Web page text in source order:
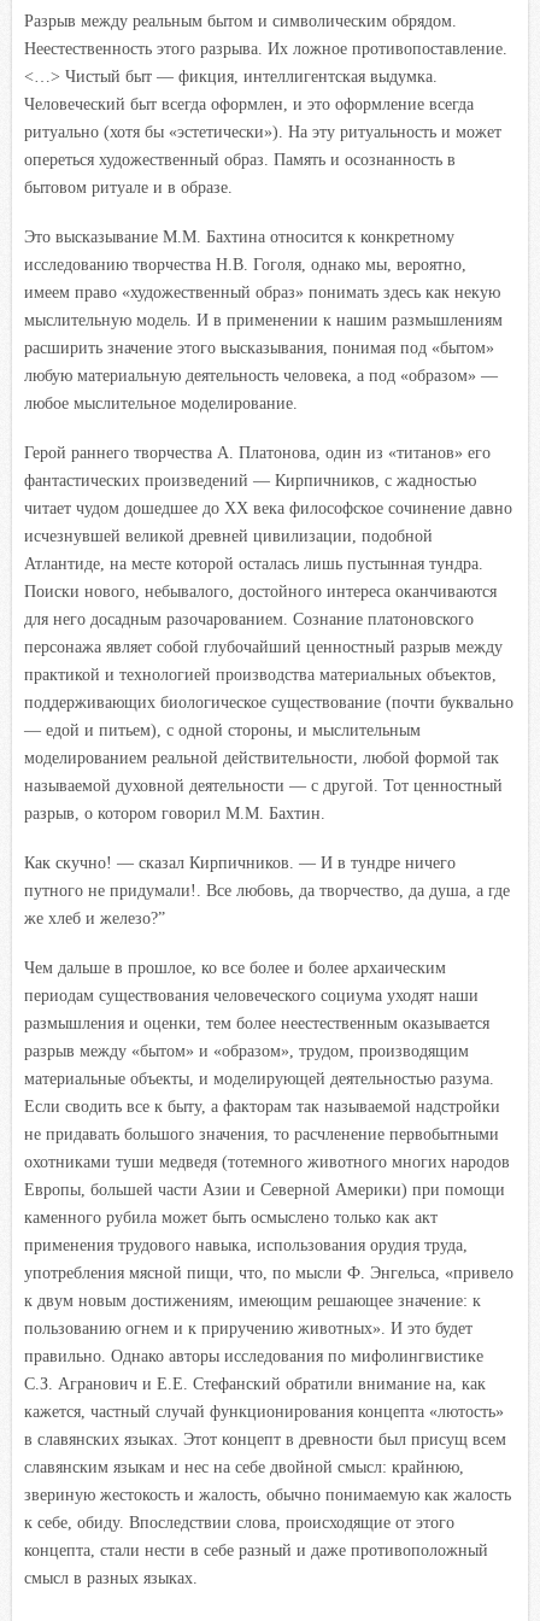
Разрыв между реальным бытом и символическим обрядом.
Неестественность этого разрыва. Их ложное противопоставление.
<…> Чистый быт — фикция, интеллигентская выдумка.
Человеческий быт всегда оформлен, и это оформление всегда
ритуально (хотя бы «эстетически»). На эту ритуальность и может
опереться художественный образ. Память и осознанность в
бытовом ритуале и в образе.
Это высказывание М.М. Бахтина относится к конкретному
исследованию творчества Н.В. Гоголя, однако мы, вероятно,
имеем право «художественный образ» понимать здесь как некую
мыслительную модель. И в применении к нашим размышлениям
расширить значение этого высказывания, понимая под «бытом»
любую материальную деятельность человека, а под «образом» —
любое мыслительное моделирование.
Герой раннего творчества А. Платонова, один из «титанов» его
фантастических произведений — Кирпичников, с жадностью
читает чудом дошедшее до XX века философское сочинение давно
исчезнувшей великой древней цивилизации, подобной
Атлантиде, на месте которой осталась лишь пустынная тундра.
Поиски нового, небывалого, достойного интереса оканчиваются
для него досадным разочарованием. Сознание платоновского
персонажа являет собой глубочайший ценностный разрыв между
практикой и технологией производства материальных объектов,
поддерживающих биологическое существование (почти буквально
— едой и питьем), с одной стороны, и мыслительным
моделированием реальной действительности, любой формой так
называемой духовной деятельности — с другой. Тот ценностный
разрыв, о котором говорил М.М. Бахтин.
Как скучно! — сказал Кирпичников. — И в тундре ничего
путного не придумали!. Все любовь, да творчество, да душа, а где
же хлеб и железо?”
Чем дальше в прошлое, ко все более и более архаическим
периодам существования человеческого социума уходят наши
размышления и оценки, тем более неестественным оказывается
разрыв между «бытом» и «образом», трудом, производящим
материальные объекты, и моделирующей деятельностью разума.
Если сводить все к быту, а факторам так называемой надстройки
не придавать большого значения, то расчленение первобытными
охотниками туши медведя (тотемного животного многих народов
Европы, большей части Азии и Северной Америки) при помощи
каменного рубила может быть осмыслено только как акт
применения трудового навыка, использования орудия труда,
употребления мясной пищи, что, по мысли Ф. Энгельса, «привело
к двум новым достижениям, имеющим решающее значение: к
пользованию огнем и к приручению животных». И это будет
правильно. Однако авторы исследования по мифолингвистике
С.З. Агранович и Е.Е. Стефанский обратили внимание на, как
кажется, частный случай функционирования концепта «лютость»
в славянских языках. Этот концепт в древности был присущ всем
славянским языкам и нес на себе двойной смысл: крайнюю,
звериную жестокость и жалость, обычно понимаемую как жалость
к себе, обиду. Впоследствии слова, происходящие от этого
концепта, стали нести в себе разный и даже противоположный
смысл в разных языках.